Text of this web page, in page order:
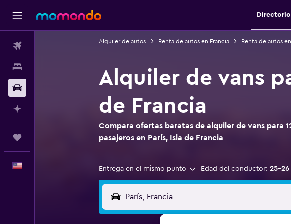
Alquiler de autos Renta de autos en Francia Renta de autos
Alquiler de vans
de Francia
Compara ofertas baratas de alquiler de vans para
pasajeros en París, Isla de Francia
Entrega en el mismo punto Edad del conductor: 25-26